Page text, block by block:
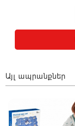
Այլ ապրանքներ